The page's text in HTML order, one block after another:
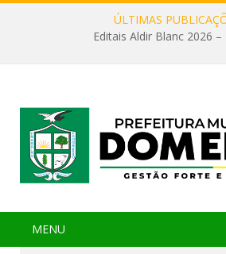
ÚLTIMAS
Editais Aldir Blanc 2026 –
MENU